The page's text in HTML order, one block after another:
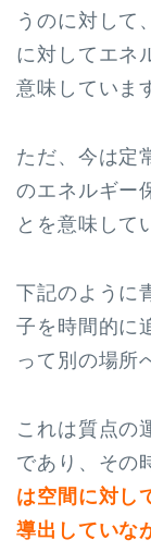
うのに対して
に対してエネ
意味していま
ただ、今は定
のエネルギー
とを意味して
下記のように
子を時間的に
って別の場所
これは質点の
であり、その
は空間に対し
導出していな